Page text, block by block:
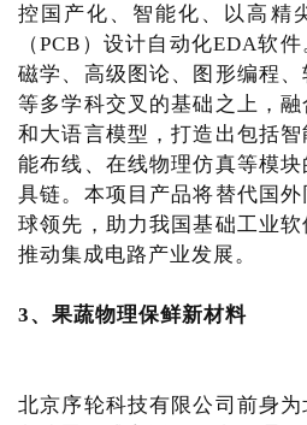
控国产化、智能化、以高精
（PCB）设计自动化EDA软
磁学、高级图论、图形编程
等多学科交叉的基础之上，
和大语言模型，打造出包括
能布线、在线物理仿真等模
具链。本项目产品将替代国
球领先，助力我国基础工业软
推动集成电路产业发展。
3、果蔬物理保鲜新材料
北京序轮科技有限公司前身